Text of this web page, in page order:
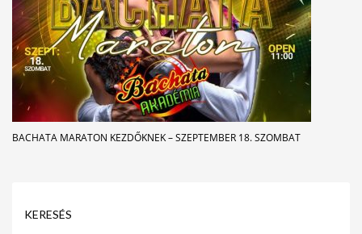
BACHATA MARATON KEZDŐKNEK – SZEPTEMBER 18. SZOMBAT
KERESÉS